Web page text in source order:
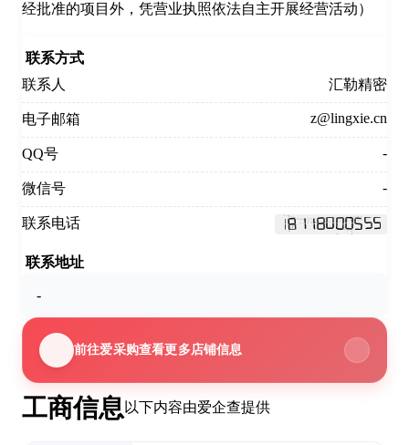
工商信息 以下内容由爱企查提供
经批准的项目外，凭营业执照依法自主开展经营活动）
联系方式
联系人
汇勒精密
电子邮箱 z@lingxie.cn
QQ号 -
微信号 -
联系电话
联系地址
-
前往爱采购查看更多店铺信息